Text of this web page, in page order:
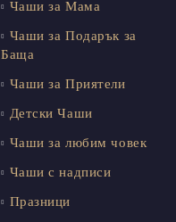
Чаши за Мама
Чаши за Подарък за
Баща
Чаши за Приятели
Детски Чаши
Чаши за любим човек
Чаши с надписи
Празници